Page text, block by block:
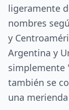
ligeramente
nombres
y
Argentina y
simplemente
también se
una